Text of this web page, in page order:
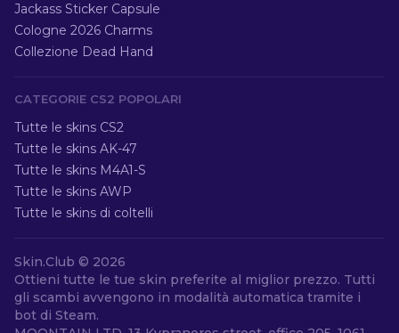
Jackass Sticker Capsule
Cologne 2026 Charms
Collezione Dead Hand
CATEGORIE CS2 POPOLARI
Tutte le skins CS2
Tutte le skins AK-47
Tutte le skins M4A1-S
Tutte le skins AWP
Tutte le skins di coltelli
Skin.Club © 2026
Ottieni tutte le tue skin preferite al miglior prezzo. Tutti
gli scambi avvengono in modalità automatica tramite i
bot di Steam.